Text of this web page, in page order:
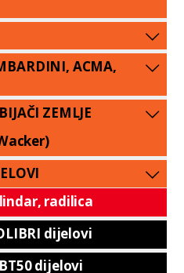
ACMA,
ZEMLJE
radilica
dijelovi
dijelovi